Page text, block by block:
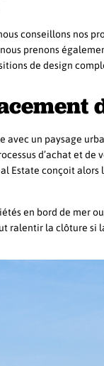
conseillons nos
prenons
de design
avec un paysage
d’achat et
Estate conçoit
en bord de mer
ralentir la clôture si